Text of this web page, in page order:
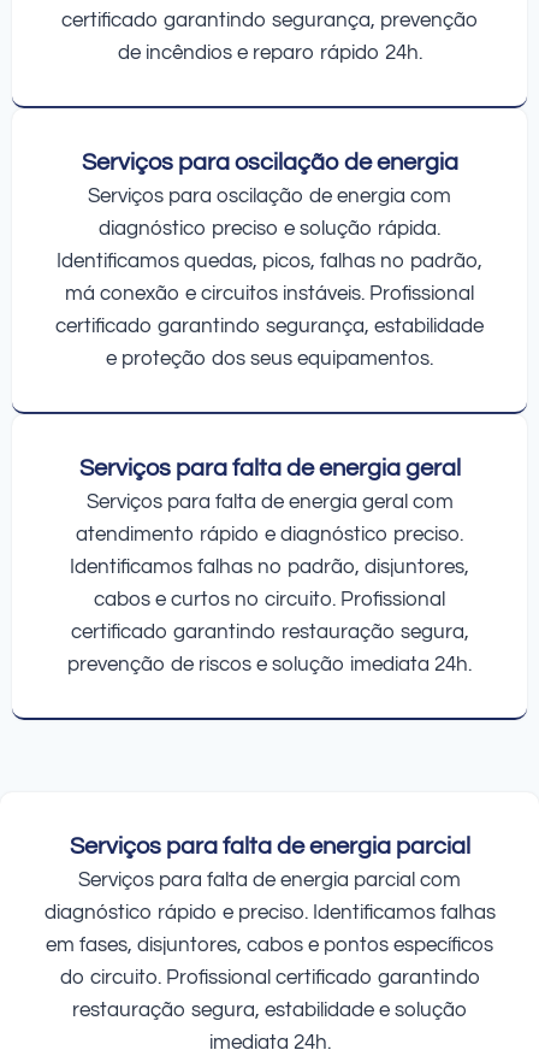
certificado garantindo segurança, prevenção
de incêndios e reparo rápido 24h.
Serviços para oscilação de energia
Serviços para oscilação de energia com
diagnóstico preciso e solução rápida.
Identificamos quedas, picos, falhas no padrão,
má conexão e circuitos instáveis. Profissional
certificado garantindo segurança, estabilidade
e proteção dos seus equipamentos.
Serviços para falta de energia geral
Serviços para falta de energia geral com
atendimento rápido e diagnóstico preciso.
Identificamos falhas no padrão, disjuntores,
cabos e curtos no circuito. Profissional
certificado garantindo restauração segura,
prevenção de riscos e solução imediata 24h.
Serviços para falta de energia parcial
Serviços para falta de energia parcial com
diagnóstico rápido e preciso. Identificamos falhas
em fases, disjuntores, cabos e pontos específicos
do circuito. Profissional certificado garantindo
restauração segura, estabilidade e solução
imediata 24h.